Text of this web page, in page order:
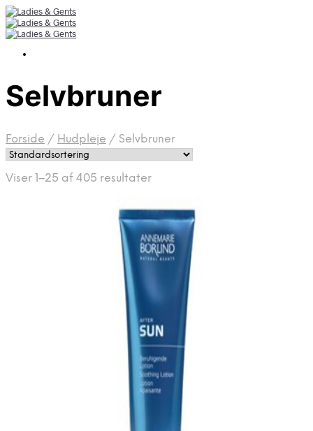
Selvbruner
Forside / Hudpleje / Selvbruner
Viser 1–25 af 405 resultater